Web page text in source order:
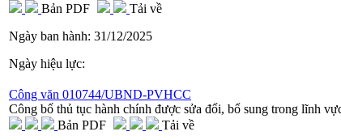
Bản PDF
Tải về
Ngày ban hành: 31/12/2025
Ngày hiệu lực:
Công văn 010744/UBND-PVHCC
Công bố thủ tục hành chính được sửa đổi, bổ sung trong lĩnh
Bản PDF
Tải về